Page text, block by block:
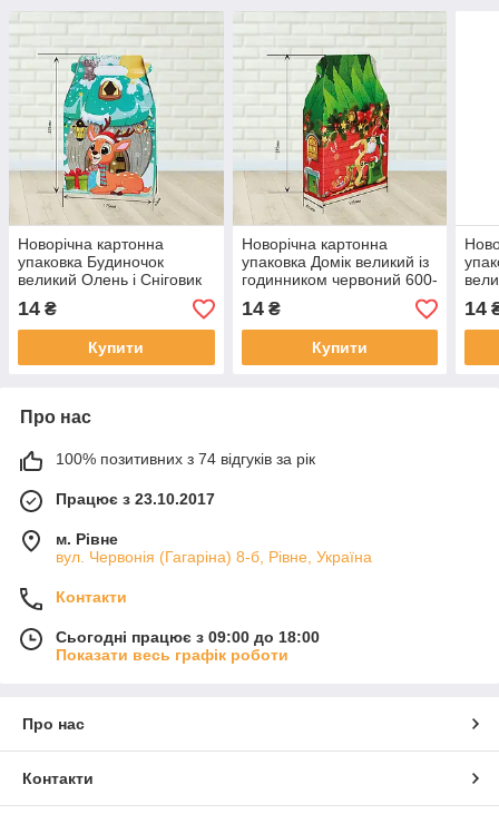
Новорічна картонна
упаковка Будиночок
великий Олень і Сніговик
бірюзовий 600-700 г. Н9
14 ₴
Купити
Новорічна картонна
упаковка Домік великий із
годинником червоний 600-
700 г. Н7
14₴
Купити
700
14
Про нас
100% позитивних з 74 відгуків за рік
Працює з 23.10.2017
м. Рівне
вул. Червонія (Гагаріна) 8-б, Рівне, Україна
Контакти
Сьогодні працює з 09:00 до 18:00
Показати весь графік роботи
Про нас
Контакти